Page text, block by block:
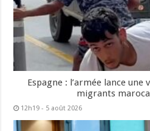
Espagne : l’armée lance
migrants
12h19 - 5 août 2026